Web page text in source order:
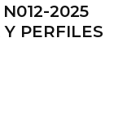
2025
PERFILES